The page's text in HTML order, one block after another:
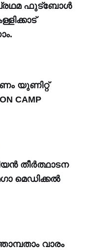
ഫുട്ബോൾ
യുണിറ്റ്
CAMP
തീർത്ഥാടന
മെഡിക്കൽ
വാരം